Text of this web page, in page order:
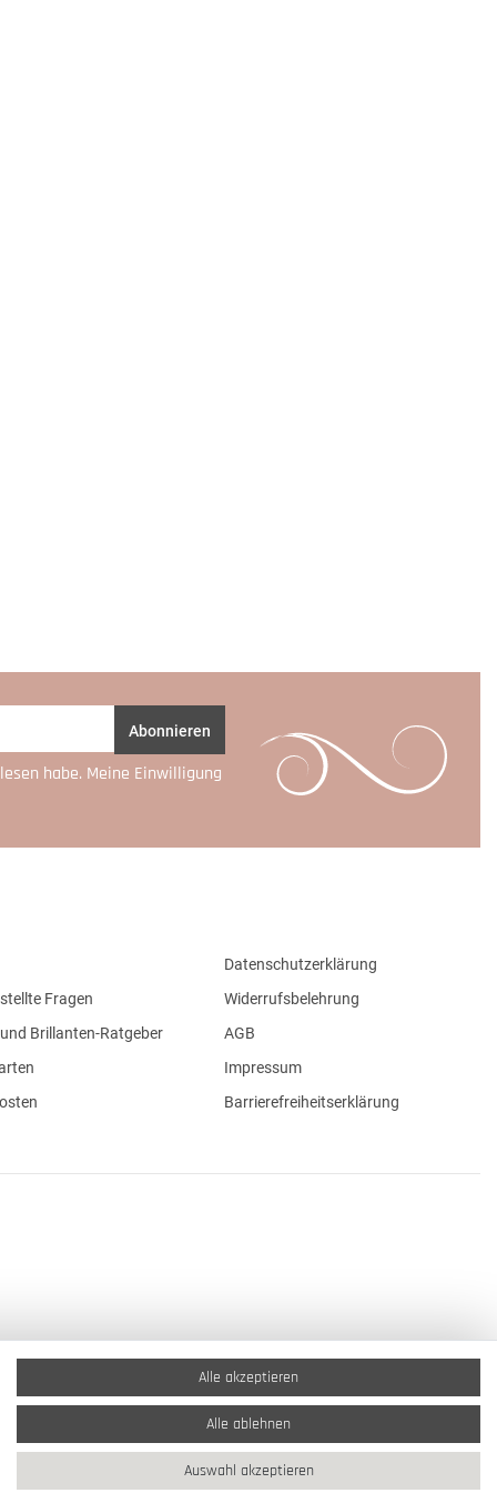
Abonnieren
habe. Meine Einwilligung
Fragen
Brillanten-Ratgeber
Datenschutzerklärung
Widerrufsbelehrung
AGB
Impressum
Barrierefreiheitserklärung
Alle akzeptieren
Alle ablehnen
Auswahl akzeptieren